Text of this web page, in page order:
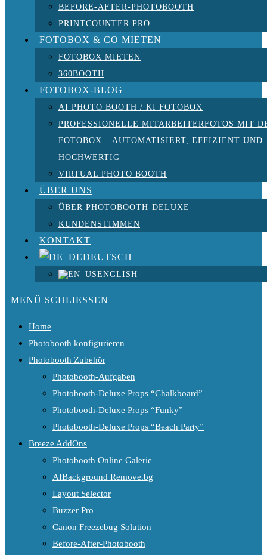
BEFORE-AFTER-PHOTOBOOTH
PRINTCOUNTER PRO
FOTOBOX & CO MIETEN
FOTOBOX MIETEN
360BOOTH
FOTOBOX-BLOG
AI PHOTO BOOTH / KI FOTOBOX
PROFESSIONELLE MITARBEITERFOTOS MIT
FOTOBOX – AUTOMATISIERT, EFFIZIENT UND
HOCHWERTIG
VIRTUAL PHOTO BOOTH
ÜBER UNS
ÜBER PHOTOBOOTH-DELUXE
KUNDENSTIMMEN
KONTAKT
DEUTSCH
ENGLISH
MENÜ SCHLIESSEN
Home
Photobooth konfigurieren
Photobooth Zubehör
Photobooth-Aufgaben
Photobooth-Deluxe Props “Chalkboard”
Photobooth-Deluxe Props “Funky”
Photobooth-Deluxe Props “Beach Party”
Breeze AddOns
Photobooth Online Galerie
AIBackground Remove.bg
Layout Selector
Buzzer Pro
Canon Freezebug Solution
Before-After-Photobooth